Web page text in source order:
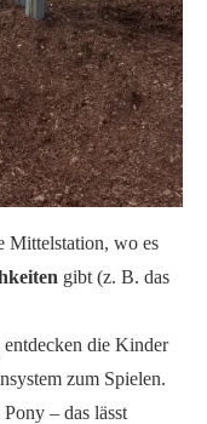
Mittelstation, wo es
gibt (z. B. das
die Kinder
zum Spielen.
– das lässt